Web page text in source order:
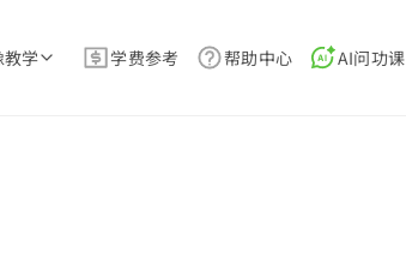
教学 学费参考 帮助中心 AI问功课